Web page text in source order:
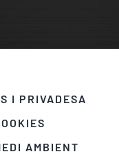
I PRIVADESA
AMBIENT